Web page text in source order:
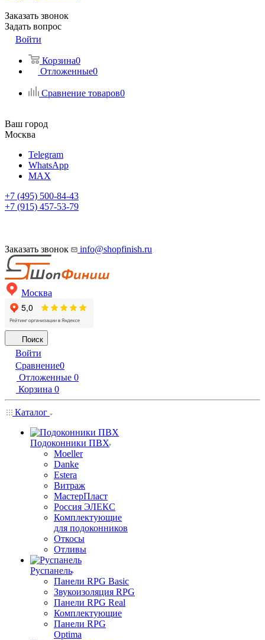
Заказать звонок
Задать вопрос
Войти
Корзина0
Отложенные0
Сравнение товаров0
Ваш город
Москва
Telegram
WhatsApp
MAX
+7 (495) 500-84-43
+7 (915) 457-53-79
Заказать звонок info@shopfinish.ru
Москва
Поиск
Войти
Сравнение0
Отложенные 0
Корзина 0
Каталог
Подоконники ПВХ
Moeller
Danke
Estera
Витраж
МастерПласт
Россия ЭЛЕКС
Комплектующие
для подоконников
Откосы
Отливы
Руспанель
Панели RPG Basic
Звукоизоляция RPG
Панели RPG Real
Комплектующие
Панели RPG
Optima